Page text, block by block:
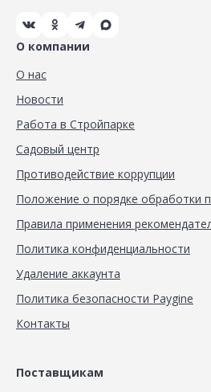
О компании
О нас
Новости
Работа в Стройпарке
Садовый центр
Противодействие коррупции
Положение о порядке обработки
Правила применения
Политика конфиденциальности
Удаление аккаунта
Политика безопасности Paygine
Контакты
Поставщикам